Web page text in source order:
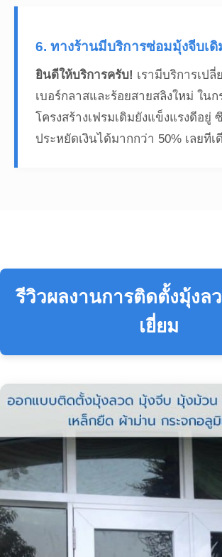
6. ทางร้านมีบริการซ่อมมุ้งจีบเ
ยินดีให้บริการครับ! เรามีบริการเป
เบอร์กลาสและร้อยสายสลิงใหม่ ใน
โครงสร้างเฟรมเดิมยังแข็งแรงดีอยู่
ประหยัดเงินได้มากกว่า 50% เลยทีเ
รีวิวผลงานการติดตั้งมุ้ง
เยี่ยม